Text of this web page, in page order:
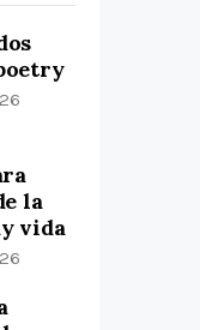
la
vida